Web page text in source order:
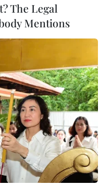
kết quả khả quan
Ebola bùng nổ ở Tây
thuốc thử nghiệm điều
quả "khả quan."
The Legal
Mentions